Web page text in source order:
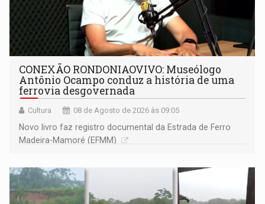
CONEXÃO RONDONIAOVIVO: Museólogo
Antônio Ocampo conduz a história de uma
ferrovia desgovernada
Cultura 08 de Agosto de 2026 às 09:05
Novo livro faz registro documental da Estrada de Ferro
Madeira-Mamoré (EFMM)